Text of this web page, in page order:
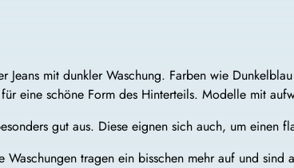
mit dunkler Waschung. Farben wie
eine schöne Form des Hinterteils. Modelle mit
gut aus. Diese eignen sich auch, um einen
tragen ein bisschen mehr auf und